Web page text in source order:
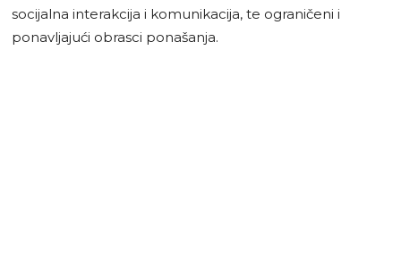
socijalna interakcija i komunikacija, te ograničeni i
ponavljajući obrasci ponašanja.